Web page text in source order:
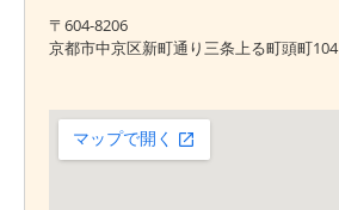
〒604-8206
京都市中京区新町通り三条上る町頭町104